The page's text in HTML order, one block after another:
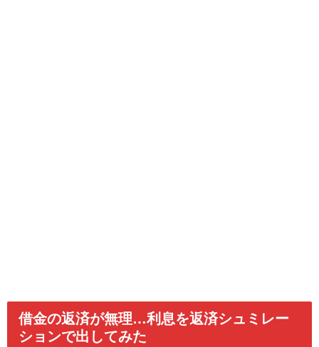
借金の返済が無理…利息を返済シュミレー
ションで出してみた